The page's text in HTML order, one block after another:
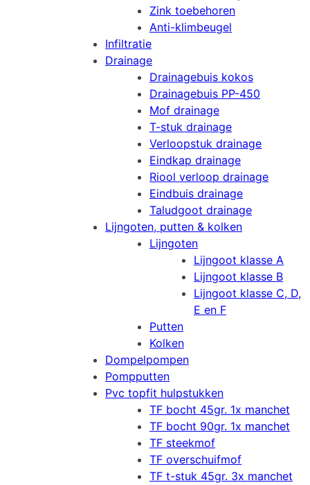
Zink toebehoren
Anti-klimbeugel
Infiltratie
Drainage
Drainagebuis kokos
Drainagebuis PP-450
Mof drainage
T-stuk drainage
Verloopstuk drainage
Eindkap drainage
Riool verloop drainage
Eindbuis drainage
Taludgoot drainage
Lijngoten, putten & kolken
Lijngoten
Lijngoot klasse A
Lijngoot klasse B
Lijngoot klasse C, D,
E en F
Putten
Kolken
Dompelpompen
Pompputten
Pvc topfit hulpstukken
TF bocht 45gr. 1x manchet
TF bocht 90gr. 1x manchet
TF steekmof
TF overschuifmof
TF t-stuk 45gr. 3x manchet